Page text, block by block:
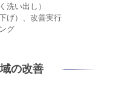
洗い出し）
げ）、改善実行
グ
の改善